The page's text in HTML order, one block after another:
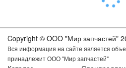
Copyright © OOO "Мир запчастей"
Вся информация на сайте является
принадлежит ООО "Мир запчастей"